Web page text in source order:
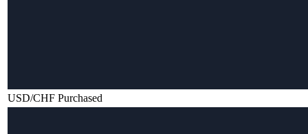
USD/CHF Purchased